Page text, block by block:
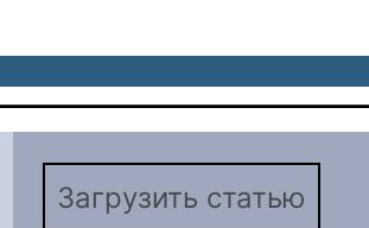
Загрузить статью